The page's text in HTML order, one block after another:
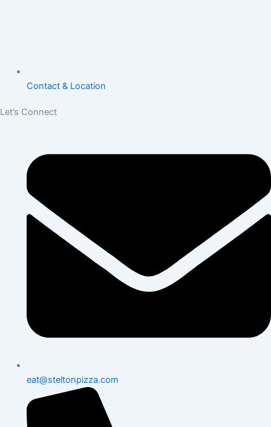
Contact & Location
Let’s Connect
eat@steltonpizza.com